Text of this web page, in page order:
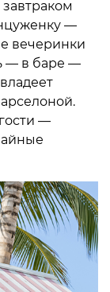
—
вечеринки
— в баре —
—